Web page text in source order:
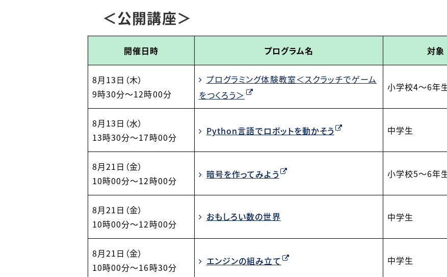
＜公開講座＞
開催日時 プログラム名 対象
8月13日（木）
9時30分～12時00分
プログラミング体験教室＜スクラッチでゲーム
をつくろう＞
小学校4～6年
8月13日（水）
13時30分～17時00分
Python言語でロボットを動かそう 中学生
8月21日（金）
10時00分～12時00分
暗号を作ってみよう 小学校5～6年
8月21日（金）
10時00分～12時00分
おもしろい数の世界 中学生
8月21日（金）
10時00分～16時30分
エンジンの組み立て 中学生